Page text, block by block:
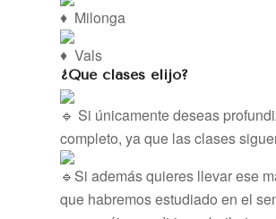
Milonga
Vals
¿Qué clases elijo?
Si únicamente deseas
completo, ya que las clases
Si además quieres llevar ese
que habremos estudiado en el